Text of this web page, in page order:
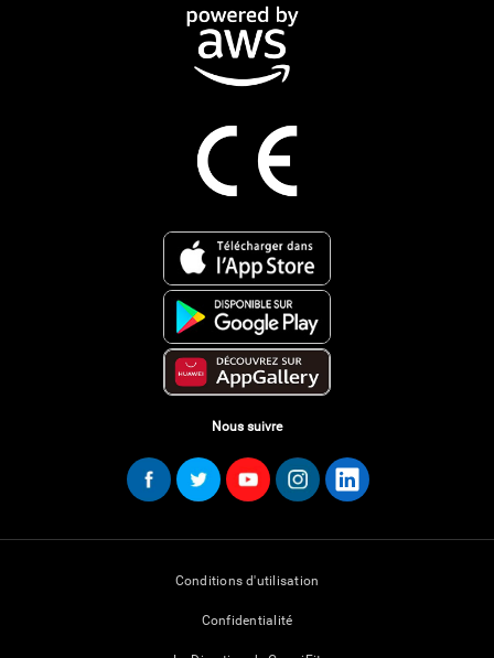
Nous suivre
Conditions d'utilisation
Confidentialité